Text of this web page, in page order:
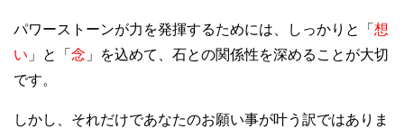
パワーストーンが力を発揮するためには、しっかりと「 想
い 」と「 念 」を込めて、石との関係性を深めることが大切
です。
しかし、それだけであなたのお願い事が叶う訳ではありま